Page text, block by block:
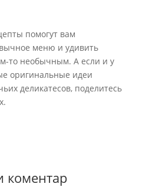
помогут вам
меню и удивить
то необычным. А если и у
оригинальные идеи
деликатесов, поделитесь
коментар